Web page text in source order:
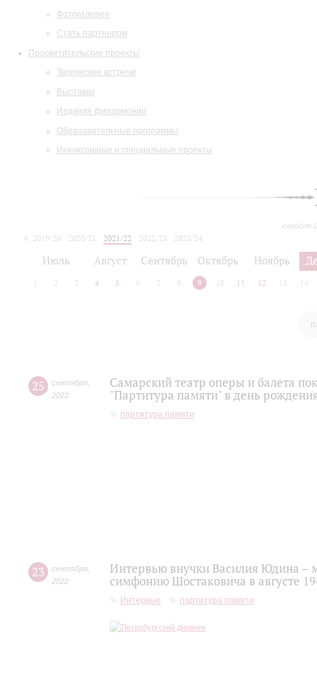
Фотогалерея
Стать партнером
Просветительские проекты
Творческие встречи
Выставки
Издания филармонии
Образовательные программы
Инклюзивные и специальные проекты
сегодня
2019/20 2020/21 2021/22 2022/23
2023/24
Июль Август Сентябрь Октябрь Ноябрь
2 3 4 5 6 7 8 9 10 11 12 13 14
25 сентября
2022
Самарский театр оперы и балета
"Партитура памяти" в день
партитура памяти
23 сентября
2022
Интервью внучки Василия Юдина –
симфонию Шостаковича в августе
Интервью партитура памяти